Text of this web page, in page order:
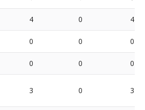
4 0 4
0 0 0
0 0 0
3 0 3